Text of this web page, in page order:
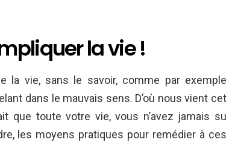
la vie !
la vie, sans le savoir, comme par exemple
dans le mauvais sens. D’où nous vient cet
que toute votre vie, vous n’avez jamais su
les moyens pratiques pour remédier à ces